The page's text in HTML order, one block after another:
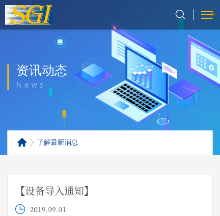
资讯动态
News
了解最新消息
【设备导入通知】
2019.09.01